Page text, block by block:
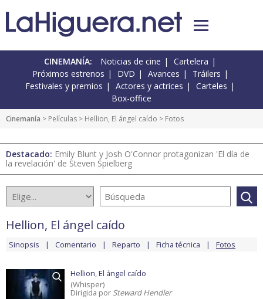
CINEMANÍA: Noticias de cine
Cartelera
Próximos estrenos
DVD Avances
Tráilers
Festivales y premios
Actores y actrices
Carteles
Box-office
Cinemanía > Películas > Hellion, El ángel caído > Fotos
Destacado: Emily Blunt y Josh O'Connor protagonizan 'El día de
la revelación' de Steven Spielberg
Hellion, El ángel caído
Sinopsis Comentario Reparto Ficha técnica Fotos
Hellion, El ángel caído
(Whisper)
Dirigida por Steward Hendler